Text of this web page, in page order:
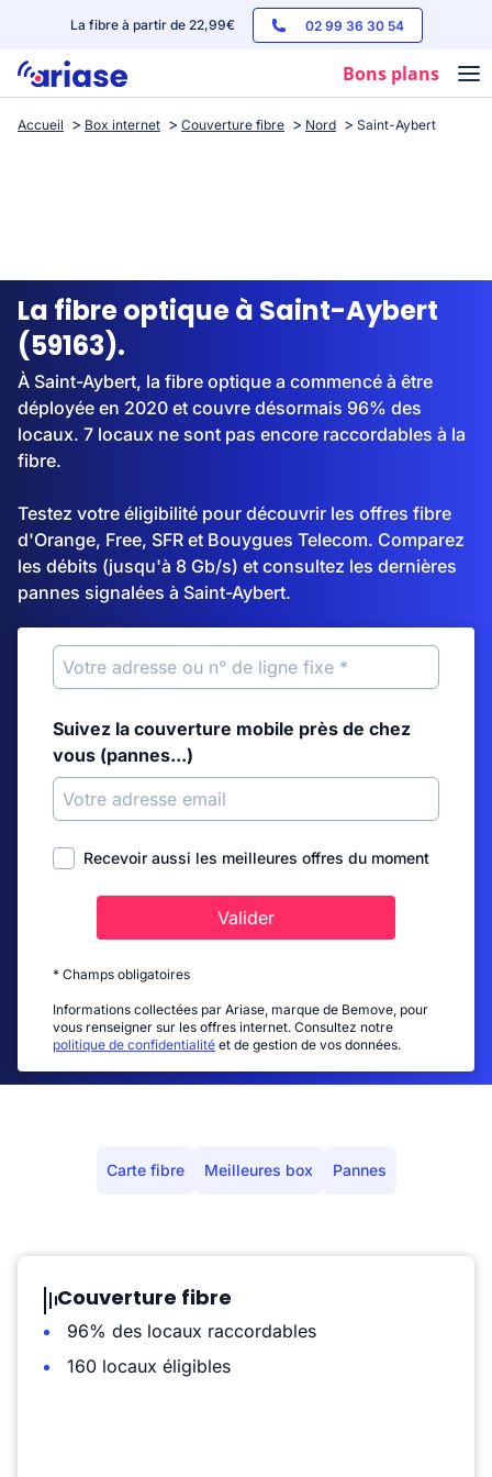
La fibre à partir de 22,99€ 02 99 36 30 54
Bons plans
Box internet
Streaming
Accueil Box internet Couverture fibre Nord Saint-Aybert
La fibre optique à Saint-Aybert
(59163).
À Saint-Aybert, la fibre optique a commencé à être
déployée en 2020 et couvre désormais 96% des
locaux. 7 locaux ne sont pas encore raccordables à la
fibre.
Testez votre éligibilité pour découvrir les offres fibre
d'Orange, Free, SFR et Bouygues Telecom. Comparez
les débits (jusqu'à 8 Gb/s) et consultez les dernières
pannes signalées à Saint-Aybert.
Suivez la couverture mobile près de chez
vous (pannes...)
Recevoir aussi les meilleures offres du moment
Valider
* Champs obligatoires
Informations collectées par Ariase, marque de Bemove, pour
vous renseigner sur les offres internet. Consultez notre
politique de confidentialité et de gestion de vos données.
Carte fibre Meilleures box Pannes
Couverture fibre
96% des locaux raccordables
160 locaux éligibles